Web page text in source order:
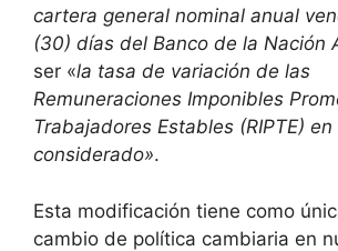
cartera general nominal anual
(30) días del Banco de la Nación
ser «la tasa de variación de las
Remuneraciones Imponibles
Trabajadores Estables (RIPTE)
considerado».
Esta modificación tiene como
cambio de política cambiaria en